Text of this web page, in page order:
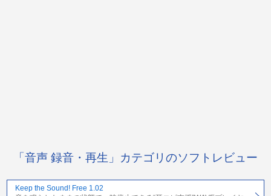
「音声 録音・再生」カテゴリのソフトレビュー
Keep the Sound! Free 1.02